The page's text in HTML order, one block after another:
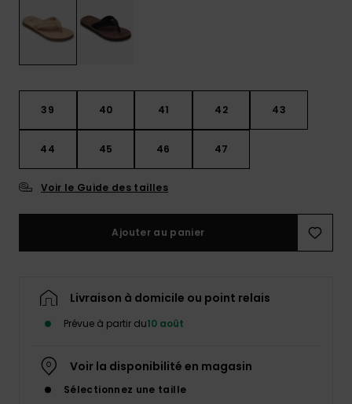
les plus
fréquentes
et notre
contact.
Consulter
la FAQ
39 40 41 42 43
44 45 46 47
Voir le Guide des tailles
Ajouter au panier
Livraison à domicile ou point relais
Prévue à partir du10 août
Voir la disponibilité en magasin
Sélectionnez une taille